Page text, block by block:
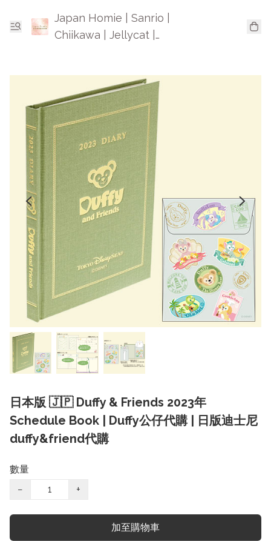
Japan Homie | Sanrio |
Chiikawa | Jellycat |
日本版 🇯🇵 Duffy & Friends 2023年
Schedule Book | Duffy公仔代購 | 日版迪士尼
duffy&friend代購
數量
−
+
加至購物車